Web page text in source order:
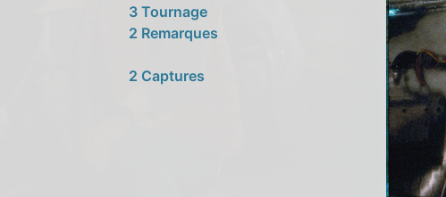
3 Tournage
2 Remarques
2 Captures